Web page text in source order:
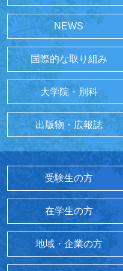
NEWS
国際的な取り組み
大学院・別科
出版物・広報誌
受験生の方
在学生の方
地域・企業の方